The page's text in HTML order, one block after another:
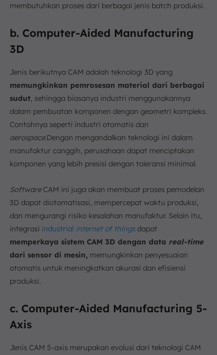
membutuhkan proses dari berbagai jenis batch produksi.
b. Computer-Aided Manufacturing
3D
Jenis berikutnya CAM adalah teknologi 3D yang
memungkinkan pemrosesan material dari berbagai
sudut , sehingga biasanya industri menggunakannya
dalam pembuatan komponen dengan geometri kompleks.
Contohnya seperti industri otomatis dan
aerospace.Dengan mengandalkan teknologi ini dalam
manufaktur canggih, perusahaan dapat menciptakan
komponen yang lebih presisi dengan toleransi minimal.
SoftwareCAM ini juga akan membuat proses pemodelan
3D dapat diotomatisasi, mempercepat waktu produksi,
dan mengurangi risiko kesalahan manufaktur. Selain itu,
integrasi industrial internet of thingsdapat
memperkaya sistem CAM 3D dengan data real-time
dari sensor di mesin, memungkinkan penyesuaian
otomatis untuk meningkatkan akurasi dan efisiensi
produksi.
c. Computer-Aided Manufacturing 5-
Axis
Jenis CAM 5-axis merupakan evolusi dari teknologi CAM